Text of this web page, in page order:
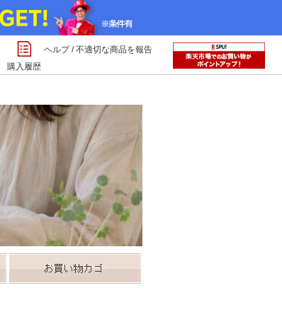
購入履歴
ヘルプ/不適切な商品を報告